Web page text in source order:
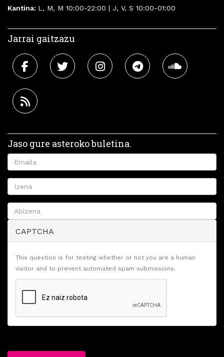
Kantina: L, M, M 10:00-22:00 | J, V, S 10:00-01:00
Jarrai gaitzazu
Jaso gure asteroko buletina.
CAPTCHA
This question is for testing whether or not you are a human
visitor and to prevent automated spam submissions.